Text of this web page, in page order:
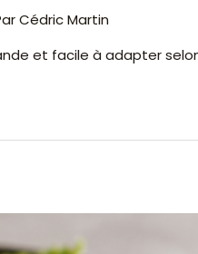
Cédric Martin
et facile à adapter